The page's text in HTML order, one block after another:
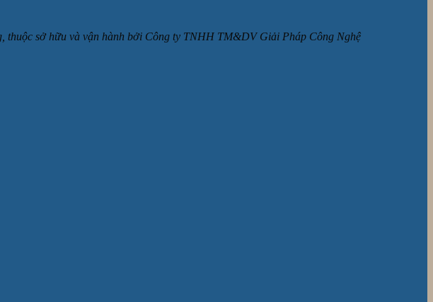
thuộc sở hữu và vận hành bởi Công ty TNHH TM&DV Giải Pháp Công Nghệ